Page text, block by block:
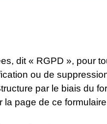
dit « RGPD », pour
ou de
par le biais du
la page de ce